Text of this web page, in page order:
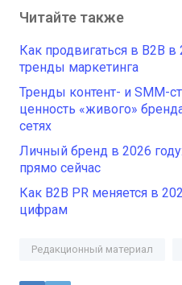
Читайте также
Как продвигаться в B2B в
тренды маркетинга
Тренды контент- и SMM-
ценность «живого»
сетях
Личный бренд в 2026
прямо сейчас
Как B2B PR меняется в
цифрам
Редакционный материал